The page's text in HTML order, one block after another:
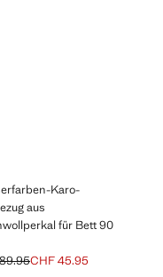
]
Karo-
aus
für Bett 90
durchgestrichen
Preis [CHF 45.95 ]
CHF 45.95